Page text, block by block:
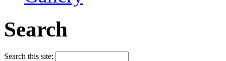
Search
Search this site: